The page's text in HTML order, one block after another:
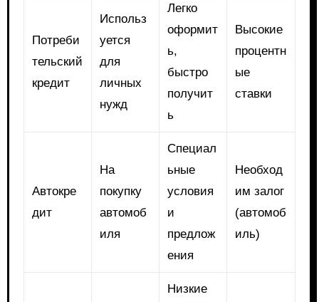
Потреби
тельский
кредит
Использ
уется
для
личных
нужд
Легко
оформит
ь,
быстро
получит
ь
Высокие
процентн
ые
ставки
Автокре
дит
На
покупку
автомоб
иля
Специал
ьные
условия
и
предлож
ения
Необход
им залог
(автомоб
иль)
Низкие